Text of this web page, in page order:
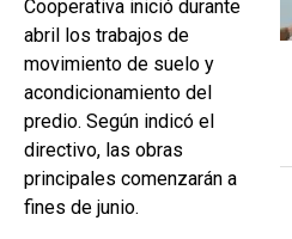
Cooperativa inició durante
abril los trabajos de
movimiento de suelo y
acondicionamiento del
predio. Según indicó el
directivo, las obras
principales comenzarán a
fines de junio.